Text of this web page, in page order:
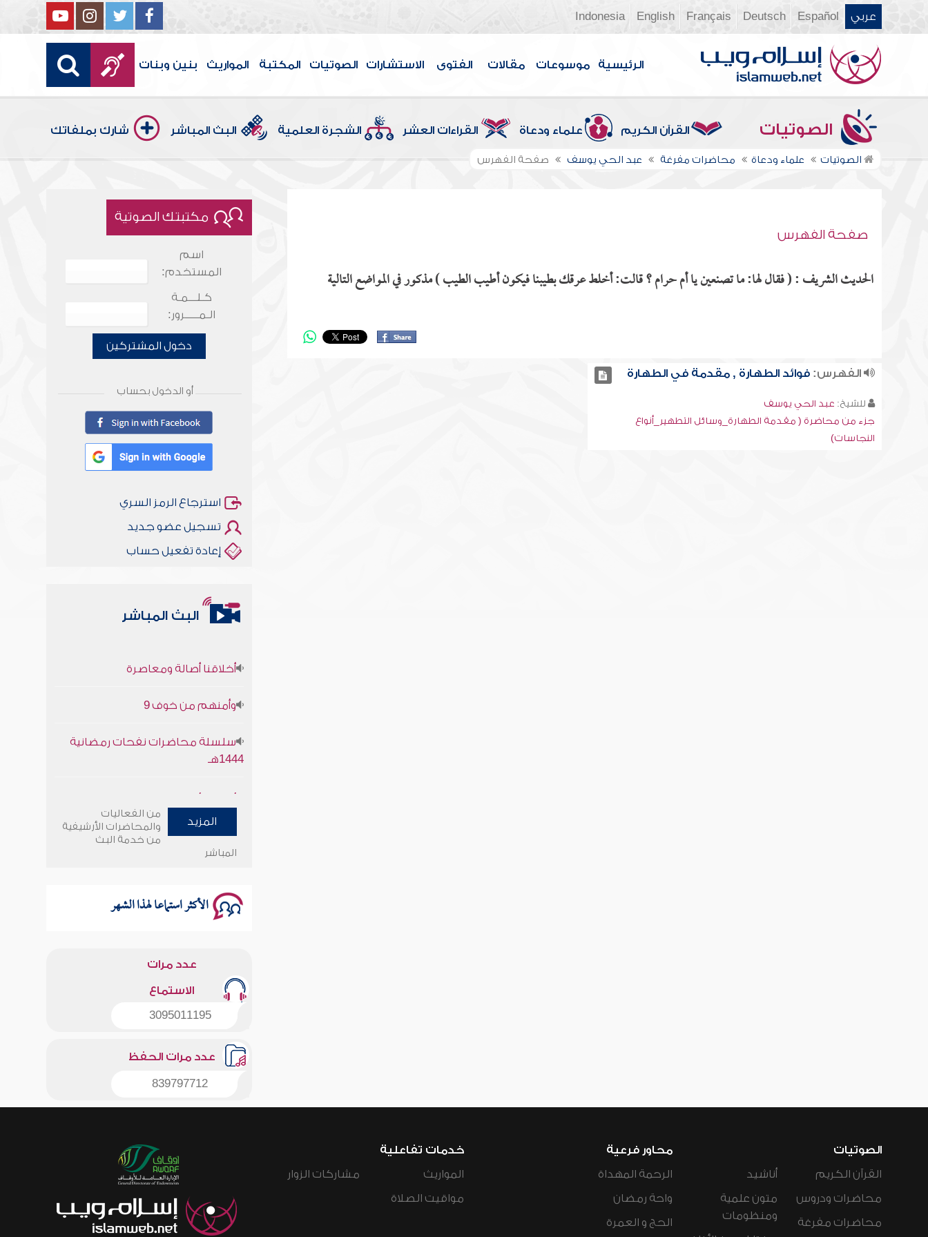
عربي Español
Deutsch
Français
English
Indonesia
الرئيسية موسوعات مقالات الفتوى الاستشارات الصوتيات المكتبة المواريث بنين وبنات
الصوتيات القرآن الكريم علماء ودعاة القراءات العشر الشجرة العلمية البث المباشر شارك بملفاتك
الصوتيات علماء ودعاة محاضرات مفرغة عبد الحي يوسف صفحة الفهرس
صفحة الفهرس
الحديث الشريف : ( فقال لها: ما تصنعين يا أم حرام ؟ قالت: أخلط عرقك بطيبنا فيكون أطيب الطيب ) مذكور في المواضع التالية
الفهرس:فوائد الطهارة , مقدمة في الطهارة
للشيخ: عبد الحي يوسف
جزء من محاضرة ( مقدمة الطهارة_وسائل التطهير_أنواع
النجاسات)
مكتبتك الصوتية
اسم
المستخدم:
كـلـــمـة
الـمـــــرور:
دخول المشتركين
أو الدخول بحساب
استرجاع الرمز السري
تسجيل عضو جديد
إعادة تفعيل حساب
البث المباشر
1444هـ
وأمنهم من خوف 9
سلسلة محاضرات نفحات رمضانية
المزيد
من الفعاليات
والمحاضرات الأرشيفية
من خدمة البث
المباشر
الأكثر استماعا لهذا الشهر
عدد مرات
الاستماع
3095011195
عدد مرات الحفظ
839797712
الصوتيات
القرآن الكريم
محاضرات ودروس
محاضرات مفرغة
أناشيد
متون علمية
ومنظومات
محاور فرعية
الرحمة المهداة
واحة رمضان
الحج و العمرة
خدمات تفاعلية
المواريث
مواقيت الصلاة
مشاركات الزوار